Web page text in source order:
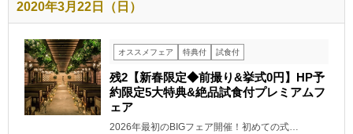
2020年3月22日（日）
オススメフェア 特典付 試食付
残2【新春限定◆前撮り&挙式0円】HP予
約限定5大特典&絶品試食付プレミアムフ
ェア
2026年最初のBIGフェア開催！初めての式…